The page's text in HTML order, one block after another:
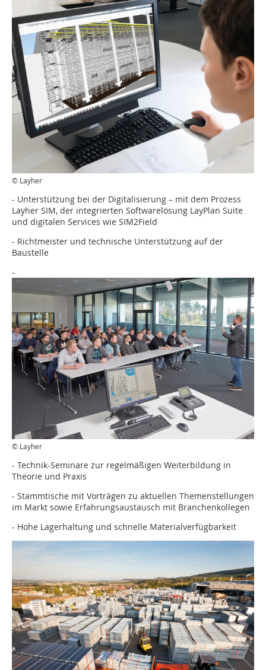
© Layher
- Unterstützung bei der Digitalisierung – mit dem Prozess
Layher SIM, der integrierten Softwarelösung LayPlan Suite
und digitalen Services wie SIM2Field
- Richtmeister und technische Unterstützung auf der
Baustelle
-
© Layher
- Technik-Seminare zur regelmäßigen Weiterbildung in
Theorie und Praxis
- Stammtische mit Vorträgen zu aktuellen Themenstellungen
im Markt sowie Erfahrungsaustausch mit Branchenkollegen
- Hohe Lagerhaltung und schnelle Materialverfügbarkeit